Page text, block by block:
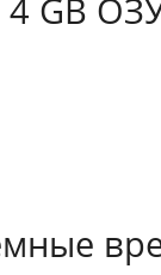
GB